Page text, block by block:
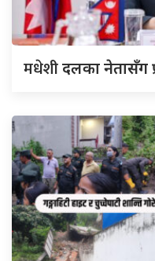
मधेशीदलका नेतासँग